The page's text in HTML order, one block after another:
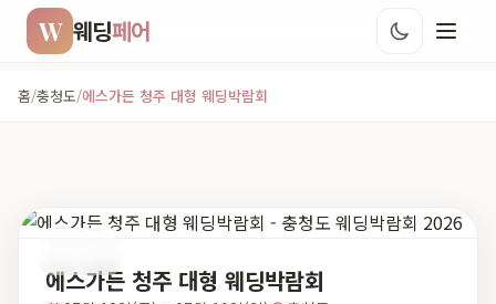
W 웨딩페어
홈/충청도/에스가든 청주 대형 웨딩박람회
에스가든 청주 대형 웨딩박람회